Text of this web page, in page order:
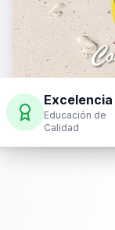
Excelencia
Educación de
Calidad